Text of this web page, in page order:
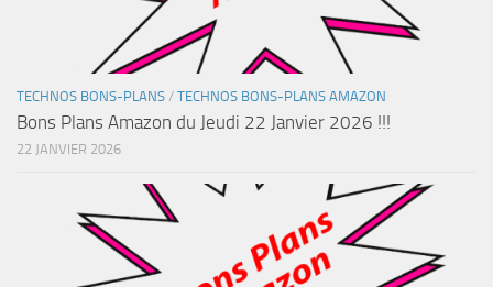
TECHNOS BONS-PLANS / TECHNOS BONS-PLANS AMAZON
Bons Plans Amazon du Jeudi 22 Janvier 2026 !!!
22 JANVIER 2026